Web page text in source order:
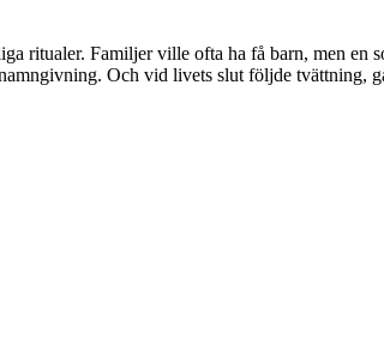
ritualer. Familjer ville ofta ha få barn, men
Och vid livets slut följde tvättning,